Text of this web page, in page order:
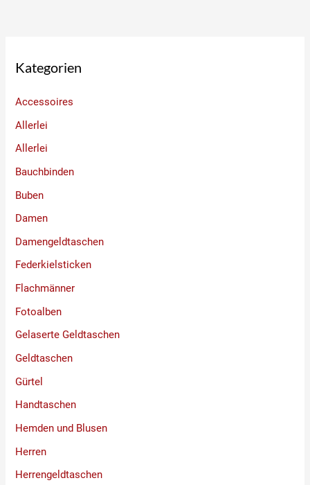
Kategorien
Accessoires
Allerlei
Allerlei
Bauchbinden
Buben
Damen
Damengeldtaschen
Federkielsticken
Flachmänner
Fotoalben
Gelaserte Geldtaschen
Geldtaschen
Gürtel
Handtaschen
Hemden und Blusen
Herren
Herrengeldtaschen